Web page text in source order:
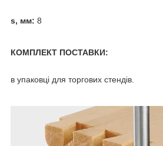
s, мм: 8
КОМПЛЕКТ ПОСТАВКИ:
в упаковці для торгових стендів.